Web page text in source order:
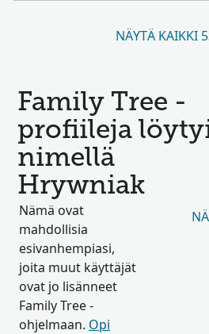
NÄYTÄ KAIKKI
Family Tree -
profiileja
nimellä
Hrywniak
Nämä ovat
mahdollisia
esivanhempiasi,
joita muut käyttäjät
ovat jo lisänneet
Family Tree -
ohjelmaan. Opi